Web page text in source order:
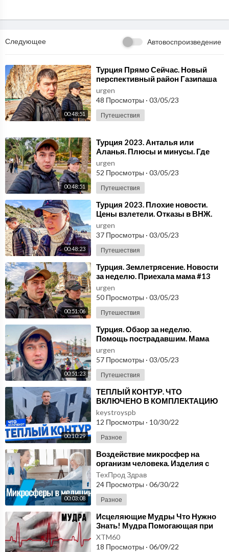
Следующее Автовоспроизведение
00:48:51
⁣Турция Прямо Сейчас. Новый
перспективный район Газипаша
#10
urgen
48 Просмотры · 03/05/23
Путешествия
00:48:51
⁣Турция 2023. Анталья или
Аланья. Плюсы и минусы. Где
лучше #11
urgen
52 Просмотры · 03/05/23
Путешествия
00:48:23
⁣Турция 2023. Плохие новости.
Цены взлетели. Отказы в ВНЖ.
Красивые места рядом с Аланьей
#9
urgen
37 Просмотры · 03/05/23
Путешествия
00:51:06
⁣Турция. Землетрясение. Новости
за неделю. Приехала мама #13
urgen
50 Просмотры · 03/05/23
Путешествия
00:51:23
⁣Турция. Обзор за неделю.
Помощь пострадавшим. Мама
уезжает #14
urgen
57 Просмотры · 03/05/23
Путешествия
00:10:29
⁣ТЕПЛЫЙ КОНТУР. ЧТО
ВКЛЮЧЕНО В КОМПЛЕКТАЦИЮ
Строительство домов из
газобетона - КЕЙСТРОЙ
keystroyspb
12 Просмотры · 10/30/22
Разное
00:03:08
⁣Воздействие микросфер на
организм человека. Изделия с
микросферами. Вся правда
которую нужно знать!
ТехПрод Здрав
24 Просмотры · 06/30/22
Разное
⁣Исцеляющие Мудры Что Нужно
Знать! Мудра Помогающая при
Болях в Сердце. Мудра
Спасающая Жизнь
XTM60
18 Просмотры · 06/09/22